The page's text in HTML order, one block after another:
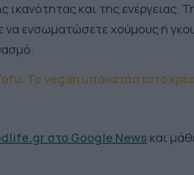
ικανότητας και της
να ενσωματώσετε χούμους ή
Το vegan υποκατάστατο
στο Google News και